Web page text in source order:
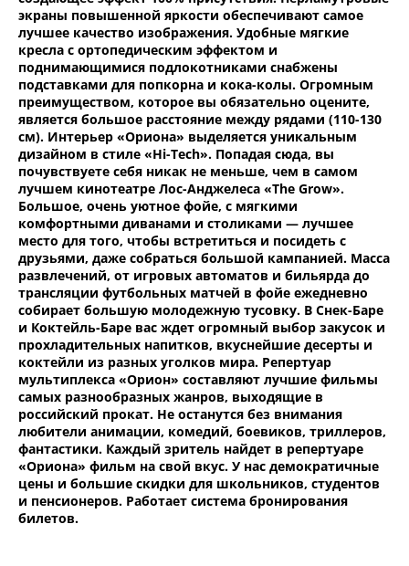
экраны повышенной яркости обеспечивают самое
лучшее качество изображения. Удобные мягкие
кресла с ортопедическим эффектом и
поднимающимися подлокотниками снабжены
подставками для попкорна и кока-колы. Огромным
преимуществом, которое вы обязательно оцените,
является большое расстояние между рядами (110-130
см). Интерьер «Ориона» выделяется уникальным
дизайном в стиле «Hi-Tech». Попадая сюда, вы
почувствуете себя никак не меньше, чем в самом
лучшем кинотеатре Лос-Анджелеса «The Grow».
Большое, очень уютное фойе, с мягкими
комфортными диванами и столиками — лучшее
место для того, чтобы встретиться и посидеть с
друзьями, даже собраться большой кампанией. Масса
развлечений, от игровых автоматов и бильярда до
трансляции футбольных матчей в фойе ежедневно
собирает большую молодежную тусовку. В Снек-Баре
и Коктейль-Баре вас ждет огромный выбор закусок и
прохладительных напитков, вкуснейшие десерты и
коктейли из разных уголков мира. Репертуар
мультиплекса «Орион» составляют лучшие фильмы
самых разнообразных жанров, выходящие в
российский прокат. Не останутся без внимания
любители анимации, комедий, боевиков, триллеров,
фантастики. Каждый зритель найдет в репертуаре
«Ориона» фильм на свой вкус. У нас демократичные
цены и большие скидки для школьников, студентов
и пенсионеров. Работает система бронирования
билетов.